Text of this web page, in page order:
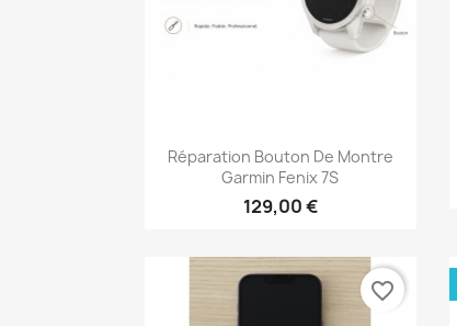
Aperçu rapide
Réparation Bouton De Montre
Garmin Fenix 7S
129,00 €
favorite_border